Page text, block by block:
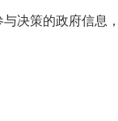
决策的政府信息